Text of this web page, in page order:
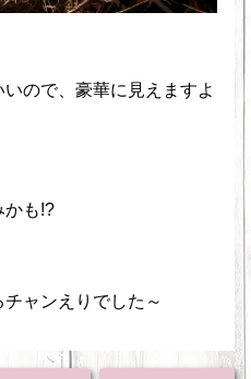
ので、豪華に見えますよ
かも!?
ャンえりでした～